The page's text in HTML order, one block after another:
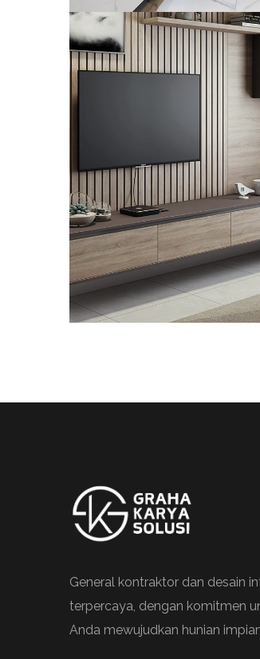
Minimalistic Art
ARCHITECTURE
General kontraktor dan desain
terpercaya, dengan komitmen
Anda mewujudkan hunian